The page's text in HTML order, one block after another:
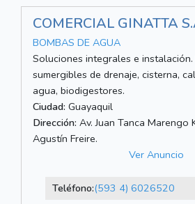
COMERCIAL GINATTA
BOMBAS DE AGUA
Soluciones integrales e
sumergibles de drenaje, cisterna,
agua, biodigestores.
Ciudad: Guayaquil
Dirección: Av. Juan Tanca Marengo
Agustín Freire.
Ver Anuncio
Teléfono:(593 4) 6026520